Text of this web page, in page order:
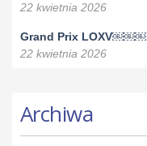
22 kwietnia 2026
Grand Prix LOXV￼￼￼
22 kwietnia 2026
Archiwa